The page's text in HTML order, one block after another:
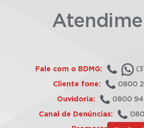
Fale com o BDMG:
Cliente fone: 0800
Ouvidoria: 0800
Canal de Denúncias: